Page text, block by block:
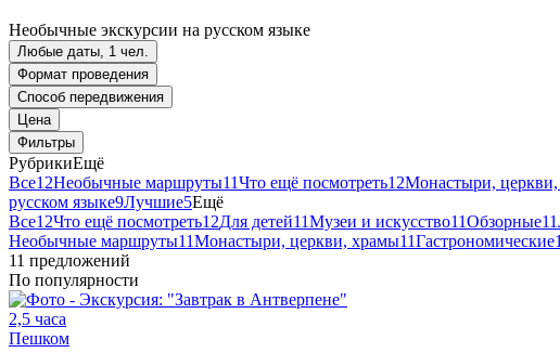
Необычные экскурсии на русском языке
Любые даты, 1 чел.
Формат проведения
Способ передвижения
Цена
Фильтры
РубрикиЕщё
Все12Необычные маршруты11Что ещё посмотреть12Монастыри,
русском языке9Лучшие5Ещё
Все12Что ещё посмотреть12Для детей11Музеи и искусство11Обзорные11
Необычные маршруты11Монастыри, церкви, храмы11Гастрономические
11 предложений
По популярности
2,5 часа
Пешком